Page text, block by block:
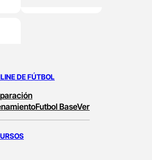
DE FÚTBOL
Futbol BaseVer